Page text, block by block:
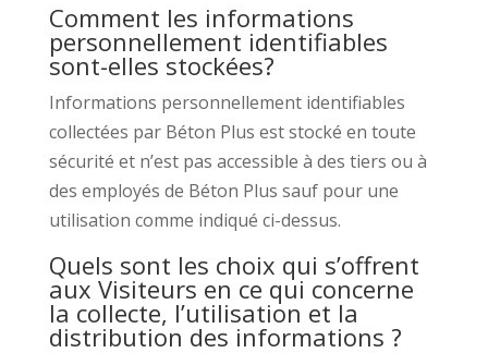
Comment les informations
personnellement identifiables
sont-elles stockées?
Informations personnellement identifiables
collectées par Béton Plus est stocké en toute
sécurité et n’est pas accessible à des tiers ou à
des employés de Béton Plus sauf pour une
utilisation comme indiqué ci-dessus.
Quels sont les choix qui s’offrent
aux Visiteurs en ce qui concerne
la collecte, l’utilisation et la
distribution des informations ?